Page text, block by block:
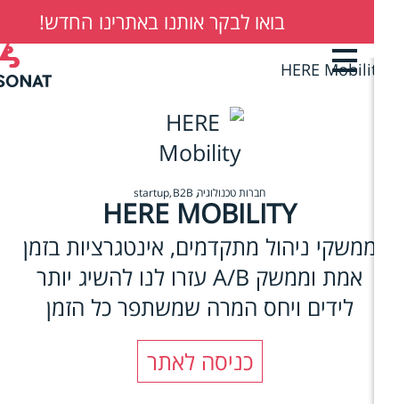
בואו לבקר אותנו באתרינו החדש!03-6201006
חברות טכנולוגיה startup B2B
HERE MOBILITY
ניהול מתקדמים, אינטגרציות בזמן
אמת וממשק A/B עזרו לנו להשיג יותר
לידים ויחס המרה שמשתפר כל הזמן
כניסה לאתר